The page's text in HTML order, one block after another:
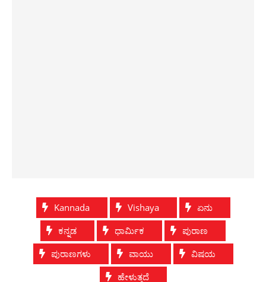
Kannada Vishaya
ಏನು
ಕನ್ನಡ
ಧಾರ್ಮಿಕ
ಪುರಾಣ
ಪುರಾಣಗಳು
ವಾಯು
ವಿಷಯ
ಹೇಳುತ್ತದೆ